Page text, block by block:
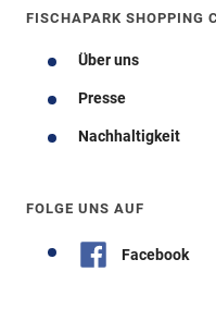
FISCHAPARK SHOPPING
Über uns
Presse
Nachhaltigkeit
FOLGE UNS AUF
Facebook